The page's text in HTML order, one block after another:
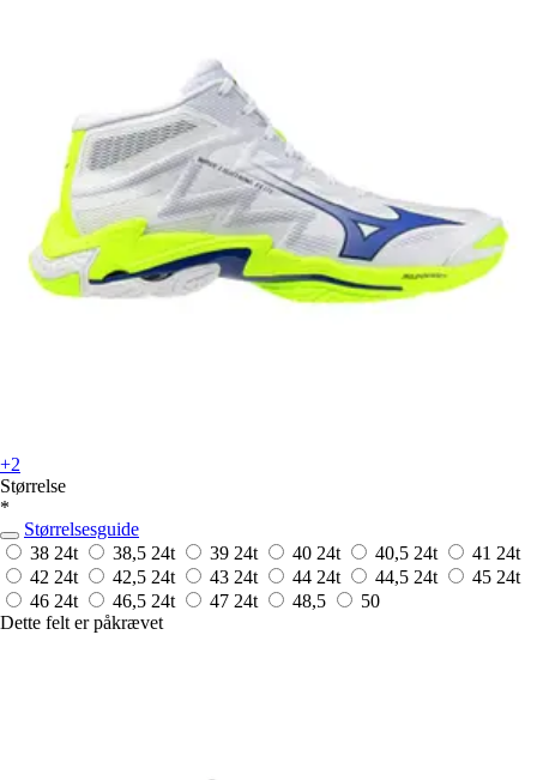
+2
Størrelse
*
Størrelsesguide
38 24t 38,5 24t 39 24t 40 24t 40,5 24t 41 24t
42 24t 42,5 24t 43 24t 44 24t 44,5 24t 45 24t
46 24t 46,5 24t 47 24t 48,5
50
Dette felt er påkrævet